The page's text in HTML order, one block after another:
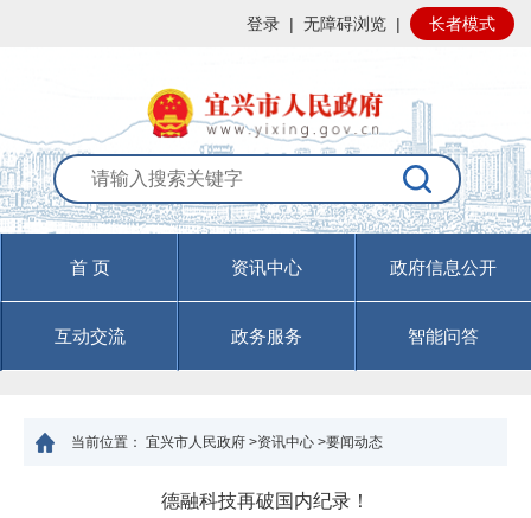
登录 | 无障碍浏览 | 长者模式
首 页 资讯中心 政府信息公开
互动交流 政务服务 智能问答
当前位置： 宜兴市人民政府 >资讯中心 >要闻动态
德融科技再破国内纪录！